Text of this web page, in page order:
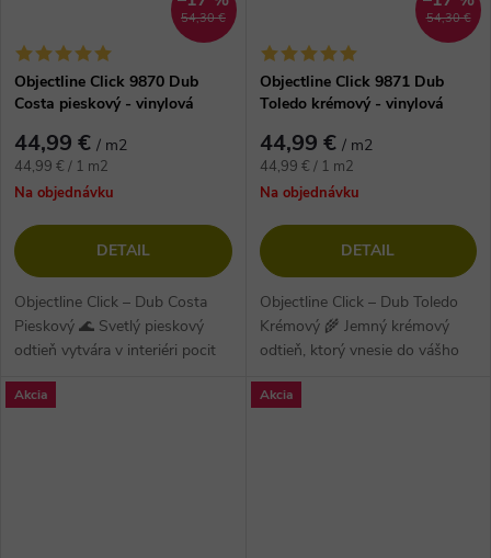
54,30 €
Objectline Click 9870 Dub
Costa pieskový - vinylová
44,99 € / m2
Jednotková
cena:
44,99 € / 1 m2
Na objednávku
DETAIL
Objectline Click – Dub Costa
Pieskový 🌊 Svetlý pieskový
odtieň vytvára v interiéri pocit
podlaha na HDF doske s...
54,30 €
Objectline Click 9871 Dub
Toledo krémový - vinylová
44,99 € / m2
Jednotková
cena:
44,99 € / 1 m2
Na objednávku
DETAIL
Objectline Click – Dub Toledo
Krémový 🌾 Jemný krémový
odtieň, ktorý vnesie do vášho
atmosféru. HDF vinyl s
Akcia Akcia